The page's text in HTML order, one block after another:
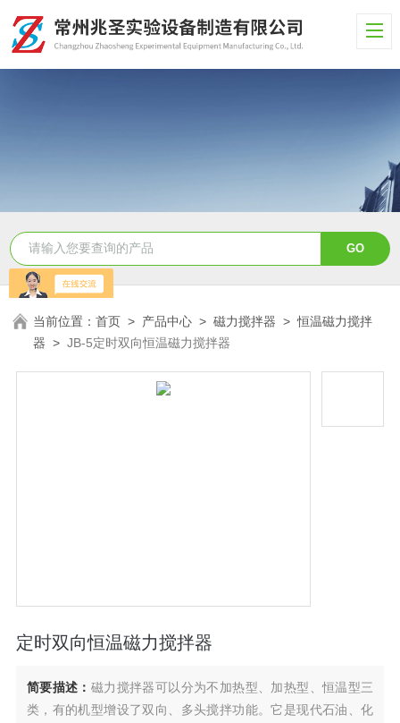
当前位置：首页 > 产品中心 >磁力搅拌器 >恒温磁力搅拌
器 >JB-5定时双向恒温磁力搅拌器
定时双向恒温磁力搅拌器
简要描述： 磁力搅拌器可以分为不加热型、加热型、恒温型三
类，有的机型增设了双向、多头搅拌功能。它是现代石油、化